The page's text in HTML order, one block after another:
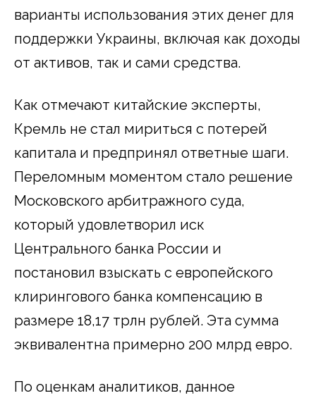
варианты использования этих денег для
поддержки Украины, включая как доходы
от активов, так и сами средства.
Как отмечают китайские эксперты,
Кремль не стал мириться с потерей
капитала и предпринял ответные шаги.
Переломным моментом стало решение
Московского арбитражного суда,
который удовлетворил иск
Центрального банка России и
постановил взыскать с европейского
клирингового банка компенсацию в
размере 18,17 трлн рублей. Эта сумма
эквивалентна примерно 200 млрд евро.
По оценкам аналитиков, данное